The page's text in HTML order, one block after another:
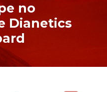
no
Dianetics